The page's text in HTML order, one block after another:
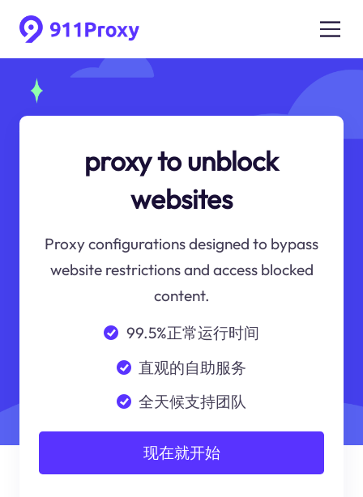
proxy to unblock
websites
Proxy configurations designed to bypass
website restrictions and access blocked
content.
99.5%正常运行时间
直观的自助服务
全天候支持团队
现在就开始